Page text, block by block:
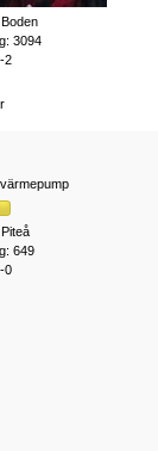
3094
2
649
0